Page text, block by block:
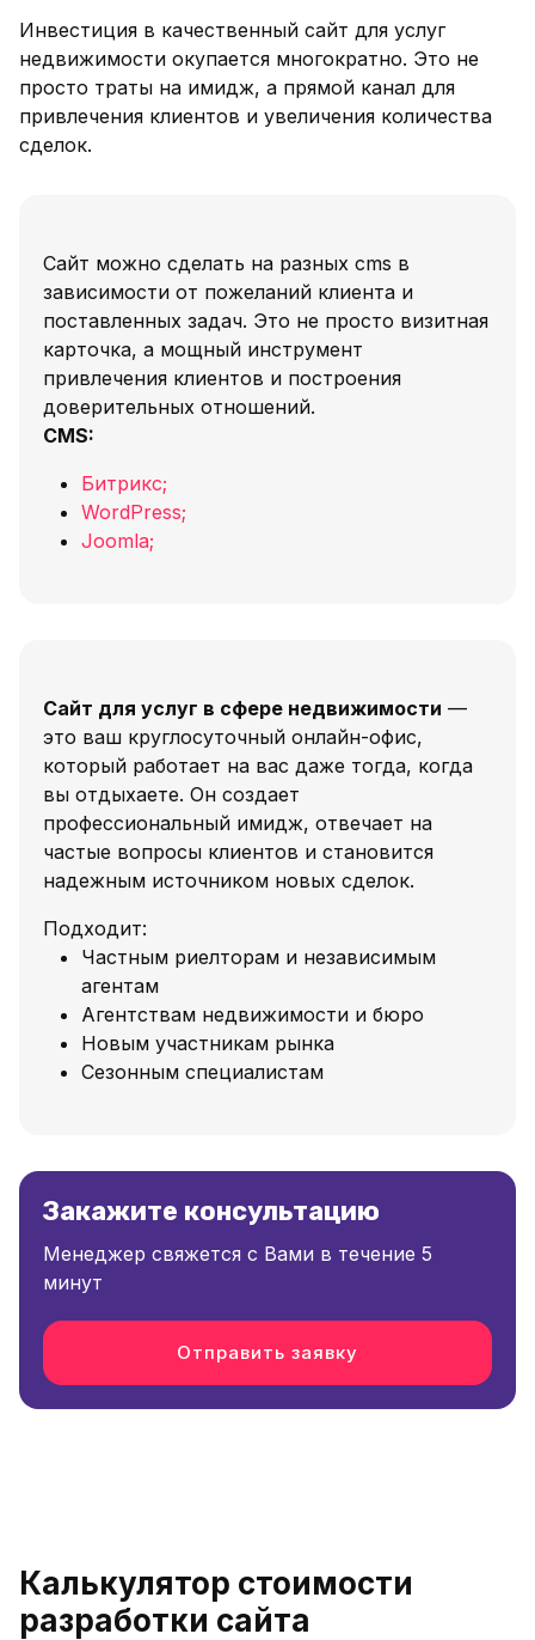
Инвестиция в качественный сайт для услуг
недвижимости окупается многократно. Это не
просто траты на имидж, а прямой канал для
привлечения клиентов и увеличения количества
сделок.
Cайт можно сделать на разных cms в
зависимости от пожеланий клиента и
поставленных задач. Это не просто визитная
карточка, а мощный инструмент
привлечения клиентов и построения
доверительных отношений.
CMS:
Битрикс;
WordPress;
Joomla;
Сайт для услуг в сфере недвижимости —
это ваш круглосуточный онлайн-офис,
который работает на вас даже тогда, когда
вы отдыхаете. Он создает
профессиональный имидж, отвечает на
частые вопросы клиентов и становится
надежным источником новых сделок.
Подходит:
Частным риелторам и независимым
агентам
Агентствам недвижимости и бюро
Новым участникам рынка
Сезонным специалистам
Закажите консультацию
Менеджер свяжется с Вами в течение 5
минут
Отправить заявку
Калькулятор стоимости
разработки сайта